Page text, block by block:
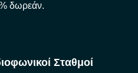
δωρεάν.
Σταθμοί